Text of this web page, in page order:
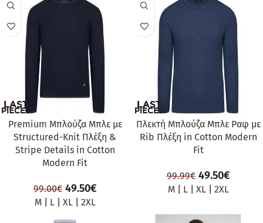
ΠΡΟΣΦΟΡΆ
Premium Μπλούζα Μπλε με
Structured-Knit Πλέξη &
Stripe Details in Cotton
Modern Fit
99.00€ 49.50€
M| L| XL| 2XL
ΠΡΟΣΦΟΡΆ
Πλεκτή Μπλούζα Μπλε Ραφ με
Rib Πλέξη in Cotton Modern
Fit
99.99€ 49.50€
M| L| XL| 2XL